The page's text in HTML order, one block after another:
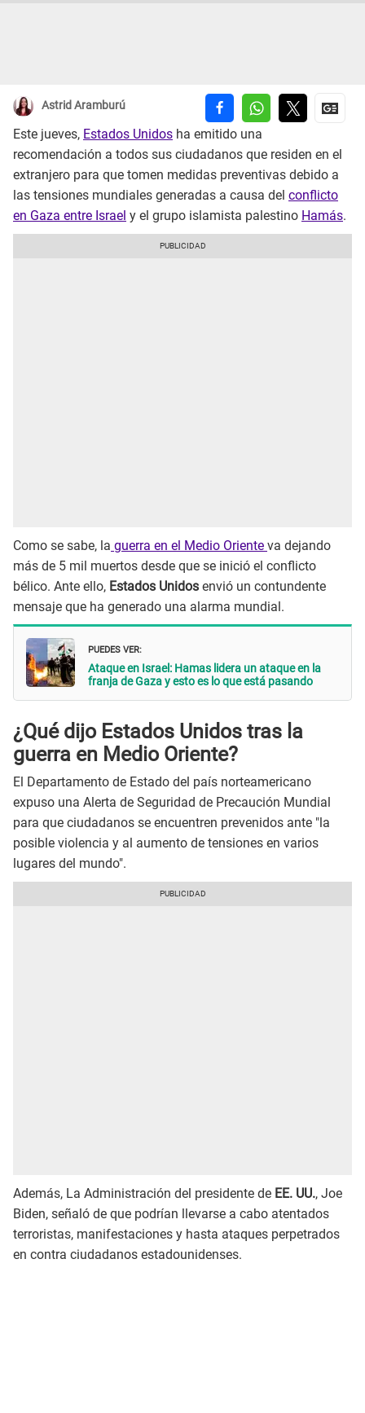
Astrid Aramburú
Este jueves, Estados Unidos ha emitido una
recomendación a todos sus ciudadanos que residen en el
extranjero para que tomen medidas preventivas debido a
las tensiones mundiales generadas a causa del conflicto
en Gaza entre Israel y el grupo islamista palestino Hamás.
Como se sabe, la guerra en el Medio Oriente va dejando
más de 5 mil muertos desde que se inició el conflicto
bélico. Ante ello, Estados Unidos envió un contundente
mensaje que ha generado una alarma mundial.
PUEDES VER:
Ataque en Israel: Hamas lidera un ataque en la
franja de Gaza y esto es lo que está pasando
¿Qué dijo Estados Unidos tras la
guerra en Medio Oriente?
El Departamento de Estado del país norteamericano
expuso una Alerta de Seguridad de Precaución Mundial
para que ciudadanos se encuentren prevenidos ante "la
posible violencia y al aumento de tensiones en varios
lugares del mundo".
Además, La Administración del presidente de EE. UU., Joe
Biden, señaló de que podrían llevarse a cabo atentados
terroristas, manifestaciones y hasta ataques perpetrados
en contra ciudadanos estadounidenses.